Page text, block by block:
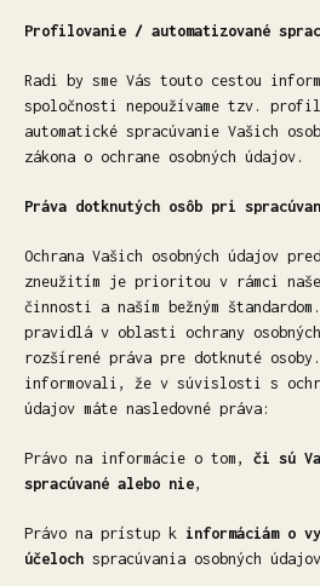
Profilovanie / automatizované
Radi by sme Vás touto cestou
spoločnosti nepoužívame tzv.
automatické spracúvanie Vašich
zákona o ochrane osobných údajov.
Práva dotknutých osôb pri
Ochrana Vašich osobných údajov
zneužitím je prioritou v rámci
činnosti a naším bežným
pravidlá v oblasti ochrany
rozšírené práva pre dotknuté
informovali, že v súvislosti s
údajov máte nasledovné práva:
Právo na informácie o tom, či sú
spracúvané alebo nie,
Právo na prístup k informáciám o
účeloch spracúvania osobných